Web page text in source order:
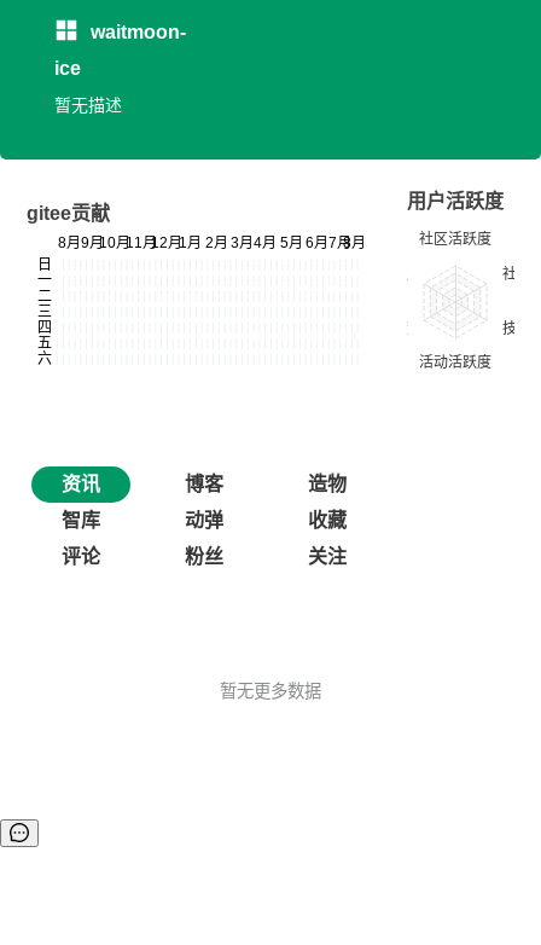
waitmoon-
ice
暂无描述
gitee贡献
用户活跃度
资讯 博客
造物
智库
动弹
收藏
评论
粉丝 关注
暂无更多数据